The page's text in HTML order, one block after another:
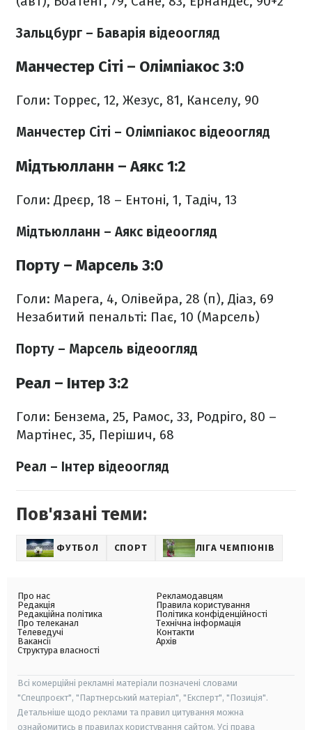
Зальцбург – Баварія відеоогляд
Манчестер Сіті – Олімпіакос 3:0
Голи: Торрес, 12, Жезус, 81, Канселу, 90
Манчестер Сіті – Олімпіакос відеоогляд
Мідтьюлланн – Аякс 1:2
Голи: Дреєр, 18 – Ентоні, 1, Тадіч, 13
Мідтьюлланн – Аякс відеоогляд
Порту – Марсель 3:0
Голи: Марега, 4, Олівейра, 28 (п), Діаз, 69
Незабитий пенальті: Пає, 10 (Марсель)
Порту – Марсель відеоогляд
Реал – Інтер 3:2
Голи: Бензема, 25, Рамос, 33, Родріго, 80 –
Мартінес, 35, Перішич, 68
Реал – Інтер відеоогляд
Пов'язані теми:
ФУТБОЛ СПОРТ ЛІГА ЧЕМПІОНІВ
Про нас
Редакція
Редакційна політика
Про телеканал
Телеведучі
Вакансії
Структура власності
Рекламодавцям
Правила користування
Політика конфіденційності
Технічна інформація
Контакти
Архів
Всі комерційні рекламні матеріали позначені словами
"Спецпроєкт", "Партнерський матеріал", "Експерт", "Позиція".
Детальніше щодо реклами та правил цитування можна
ознайомитись в правилах користування сайтом. Усі права